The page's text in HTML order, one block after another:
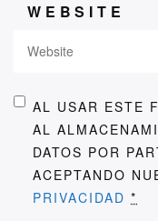
WEBSITE
AL USAR ESTE
AL
DATOS POR
ACEPTANDO
PRIVACIDAD *